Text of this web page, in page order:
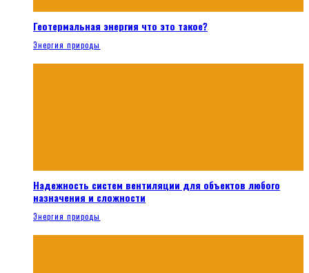
Геотермальная энергия что это такое?
Энергия природы
Надежность систем вентиляции для объектов любого
назначения и сложности
Энергия природы